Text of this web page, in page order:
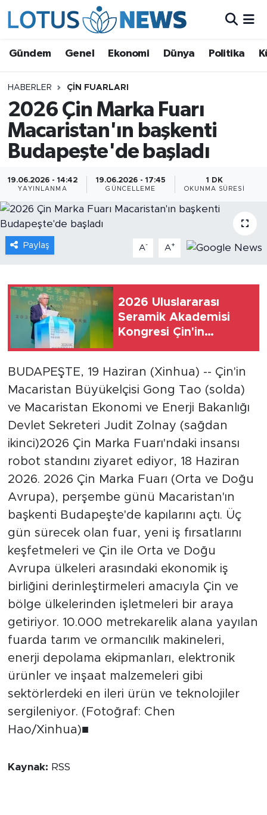
Gündem Genel Ekonomi Dünya Politika
HABERLER ÇIN FUARLARI
2026 Çin Marka Fuarı
Macaristan'ın başkenti
Budapeşte'de başladı
19.06.2026 - 14:42
YAYINLANMA
19.06.2026 - 17:45
GÜNCELLEME
1 DK
OKUNMA SÜRESI
Paylaş A- A+
2026 Uluslararası
Seramik Akademisi
Kongresi Çin'in
BUDAPEŞTE, 19 Haziran (Xinhua) -- Çin'in
Macaristan Büyükelçisi Gong Tao (solda)
ve Macaristan Ekonomi ve Enerji Bakanlığı
Devlet Sekreteri Judit Zolnay (sağdan
ikinci)2026 Çin Marka Fuarı'ndaki insansı
robot standını ziyaret ediyor, 18 Haziran
2026. 2026 Çin Marka Fuarı (Orta ve Doğu
Avrupa), perşembe günü Macaristan'ın
başkenti Budapeşte'de kapılarını açtı. Üç
gün sürecek olan fuar, yeni iş fırsatlarını
keşfetmeleri ve Çin ile Orta ve Doğu
Avrupa ülkeleri arasındaki ekonomik iş
birliğini derinleştirmeleri amacıyla Çin ve
bölge ülkelerinden işletmeleri bir araya
getiriyor. 10.000 metrekarelik alana yayılan
fuarda tarım ve ormancılık makineleri,
enerji depolama ekipmanları, elektronik
ürünler ve inşaat malzemeleri gibi
sektörlerdeki en ileri ürün ve teknolojiler
sergileniyor. (Fotoğraf: Chen
Hao/Xinhua)■
Kaynak: RSS
Ekonomi
Dünya
Politika
Bilim ve Teknoloji
Çin Fuarları
Gündem
Video
Sağlık
Foto Haber
Xinhua
Xinhua Türkiye